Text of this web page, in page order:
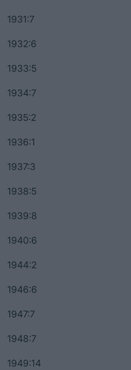
1931:7
1932:6
1933:5
1934:7
1935:2
1936:1
1937:3
1938:5
1939:8
1940:6
1944:2
1946:6
1947:7
1948:7
1949:14